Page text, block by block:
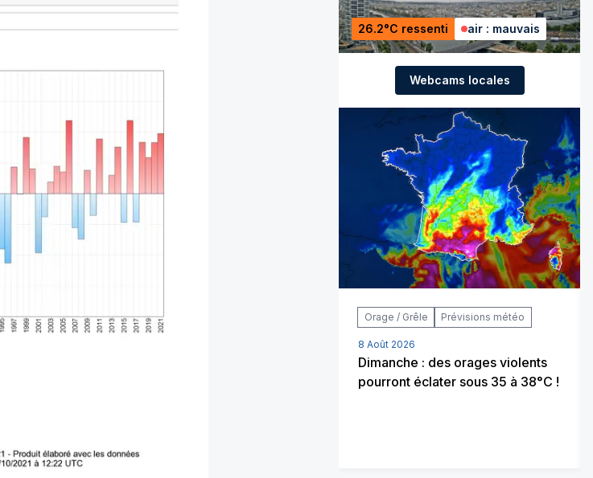
26.2°C ressenti air : mauvais
Webcams locales
Orage / Grêle Prévisions météo
8 Août 2026
Dimanche : des orages violents
pourront éclater sous 35 à 38°C !